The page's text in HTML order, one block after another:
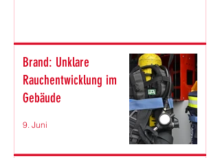
Brand: Unklare
Rauchentwicklung im
Gebäude
9. Juni